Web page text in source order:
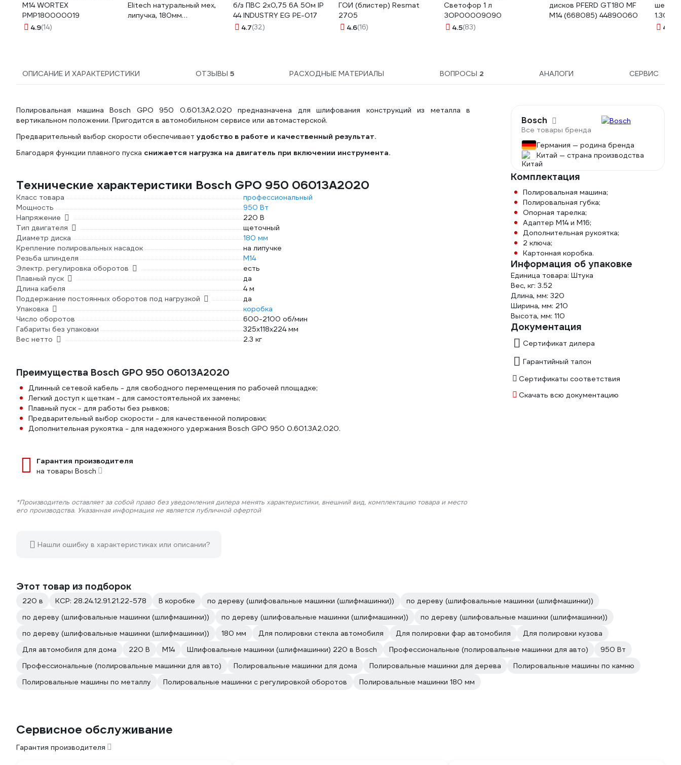
М14 WORTEX
PMP180000019
4.9(14)
Elitech натуральный мех,
липучка, 180мм
б/з ПВС 2х0,75 6A 50м IP
44 INDUSTRY EG PE-017
4.7(32)
ГОИ (блистер) Resmat
2705
4.6(16)
Светофор 1 л
ЗОР00009090
4.5(83)
дисков PFERD GT180 MF
M14 (668085) 44890060
4.5
ОПИСАНИЕ И ХАРАКТЕРИСТИКИ ОТЗЫВЫ 5 РАСХОДНЫЕ МАТЕРИАЛЫ ВОПРОСЫ 2 АНАЛОГИ СЕРВИС
Полировальная машина Bosch GPO 950 0.601.3A2.020 предназначена для шлифования конструкций из металла в
вертикальном положении. Пригодится в автомобильном сервисе или автомастерской.
Предварительный выбор скорости обеспечивает удобство в работе и качественный результат.
Благодаря функции плавного пуска снижается нагрузка на двигатель при включении инструмента.
Технические характеристики Bosch GPO 950 06013A2020
Класс товара
профессиональный
Мощность
950 Вт
Напряжение
220 В
Тип двигателя
щеточный
Диаметр диска
180 мм
Крепление полировальных насадок
на липучке
Резьба шпинделя
М14
Электр. регулировка оборотов
есть
Плавный пуск
да
Длина кабеля
4 м
Поддержание постоянных оборотов под нагрузкой
да
Упаковка
коробка
Число оборотов
600-2100 об/мин
Габариты без упаковки
325х118х224 мм
Вес нетто
2.3 кг
Преимущества Bosch GPO 950 06013A2020
Длинный сетевой кабель - для свободного перемещения по рабочей площадке;
Легкий доступ к щеткам - для самостоятельной их замены;
Плавный пуск - для работы без рывков;
Предварительный выбор скорости - для качественной полировки;
Дополнительная рукоятка - для надежного удержания Bosch GPO 950 0.601.3A2.020.
Гарантия производителя
на товары Bosch
*Производитель оставляет за собой право без уведомления дилера менять характеристики, внешний вид, комплектацию товара и место
его производства. Указанная информация не является публичной офертой
Нашли ошибку в характеристиках или описании?
Bosch
Все товары бренда
Германия — родина бренда
Китай — страна производства
Комплектация
Полировальная машина;
Полировальная губка;
Опорная тарелка;
Адаптер М14 и М16;
Дополнительная рукоятка;
2 ключа;
Картонная коробка.
Информация об упаковке
Единица товара: Штука
Вес, кг: 3.52
Длина, мм: 320
Ширина, мм: 210
Высота, мм: 110
Документация
Сертификат дилера
Гарантийный талон
Сертификаты соответствия
Скачать всю документацию
Этот товар из подборок
220 в КСР: 28.24.12.91.21.22-578 В коробке по дереву (шлифовальные машинки (шлифмашинки))
по дереву (шлифовальные машинки (шлифмашинки))
по дереву (шлифовальные машинки (шлифмашинки))
по дереву (шлифовальные машинки (шлифмашинки))
по дереву (шлифовальные машинки (шлифмашинки))
по дереву (шлифовальные машинки (шлифмашинки))
180 мм Для полировки стекла автомобиля Для полировки фар автомобиля
Для полировки кузова
Для автомобиля для дома
220 В М14 Шлифовальные машинки (шлифмашинки) 220 в Bosch Профессиональные (полировальные машинки для авто)
950 Вт
Профессиональные (полировальные машинки для авто)
Полировальные машинки для дома Полировальные машинки для дерева
Полировальные машины по камню
Полировальные машины по металлу
Полировальные машинки с регулировкой оборотов Полировальные машинки 180 мм
Сервисное обслуживание
Гарантия производителя